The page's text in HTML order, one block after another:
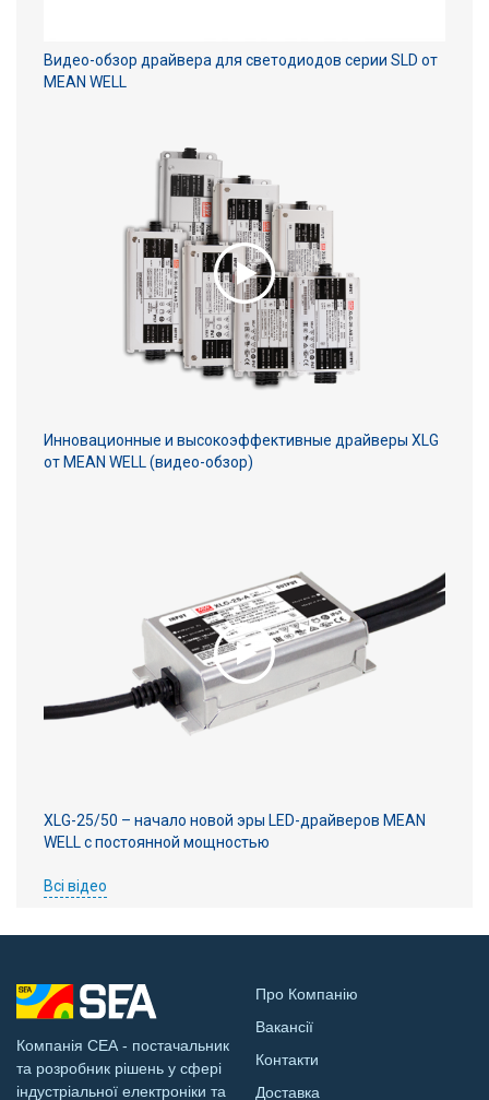
Видео-обзор драйвера для светодиодов серии SLD от
MEAN WELL
Инновационные и высокоэффективные драйверы XLG
от MEAN WELL (видео-обзор)
XLG-25/50 – начало новой эры LED-драйверов MEAN
WELL с постоянной мощностью
Всі відео
Компанія СЕА - постачальник
та розробник рішень у сфері
індустріальної електроніки та
Про Компанію
Вакансії
Контакти
Доставка